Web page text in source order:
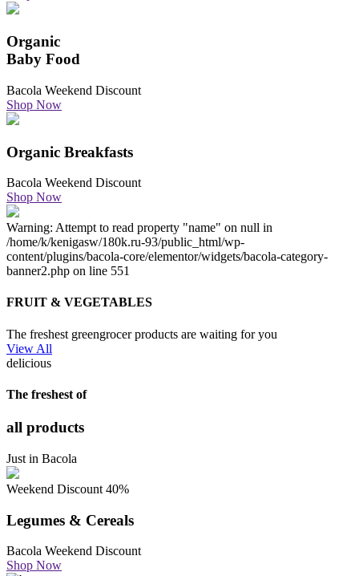
Organic
Baby Food
Bacola Weekend Discount
Shop Now
Organic Breakfasts
Bacola Weekend Discount
Shop Now
Warning: Attempt to read property "name" on null in
/home/k/kenigasw/180k.ru-93/public_html/wp-
content/plugins/bacola-core/elementor/widgets/bacola-category-
banner2.php on line 551
FRUIT & VEGETABLES
The freshest greengrocer products are waiting for you
View All
delicious
The freshest of
all products
Just in Bacola
Weekend Discount 40%
Legumes & Cereals
Bacola Weekend Discount
Shop Now